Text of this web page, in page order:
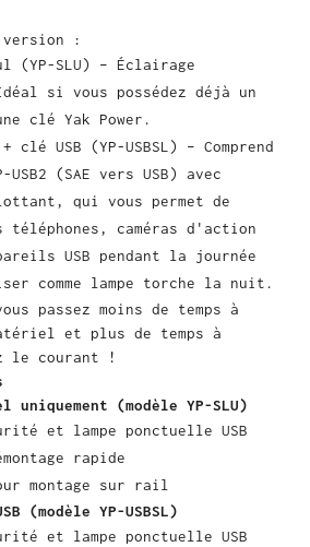
version :
(YP-SLU) – Éclairage
si vous possédez déjà un
clé Yak Power.
clé USB (YP-USBSL) – Comprend
(SAE vers USB) avec
qui vous permet de
téléphones, caméras d'action
USB pendant la journée
comme lampe torche la nuit.
passez moins de temps à
et plus de temps à
le courant !
uniquement (modèle YP-SLU)
et lampe ponctuelle USB
rapide
montage sur rail
(modèle YP-USBSL)
et lampe ponctuelle USB